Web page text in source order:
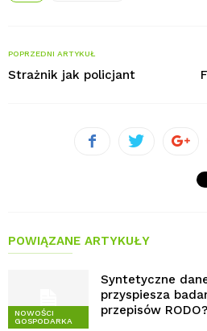
POPRZEDNI ARTYKUŁ
Strażnik jak policjant
POWIĄZANE ARTYKUŁY
NOWOŚCI
GOSPODARKA
Syntetyczne
przyspiesza
przepisów RODO?